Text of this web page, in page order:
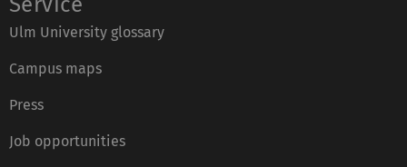
Ulm University glossary
Campus maps
Press
Job opportunities